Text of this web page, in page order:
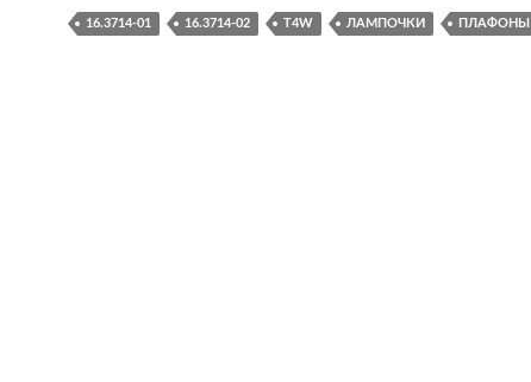
16.3714-01 16.3714-02 T4W ЛАМПОЧКИ ПЛАФОНЫ